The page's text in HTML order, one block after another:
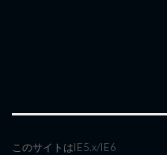
このサイトはIE5.x/IE6